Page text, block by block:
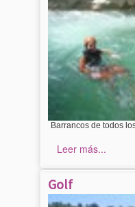
Barrancos de todos
Leer más...
Golf